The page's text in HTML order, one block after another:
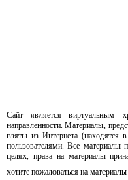
Сайт является виртуальным
направленности. Материалы,
взяты из Интернета (находятся
пользователями. Все материалы
целях, права на материалы
хотите пожаловаться на